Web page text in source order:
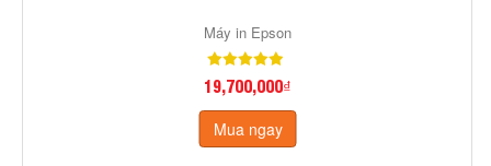
Máy in Epson
19,700,000₫
Mua ngay